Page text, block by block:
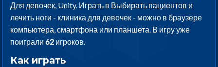
Для девочек, Unity. Играть в Выбирать пациентов и
лечить ноги - клиника для девочек - можно в браузере
компьютера, смартфона или планшета. В игру уже
поиграли62 игроков.
Как играть